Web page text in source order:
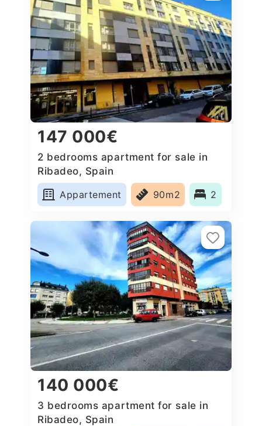
147 000€
2 bedrooms apartment for sale in
Ribadeo, Spain
Appartement
90m2 2
140 000€
3 bedrooms apartment for sale in
Ribadeo, Spain